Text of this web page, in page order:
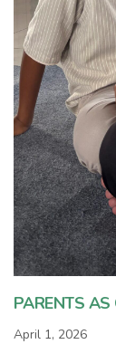
PARENTS AS
April 1, 2026